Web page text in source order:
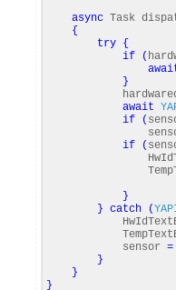
async Task
{
try {
if
(
}
await
if
(
if
(
}
} catch (
sensor =
}
}
}